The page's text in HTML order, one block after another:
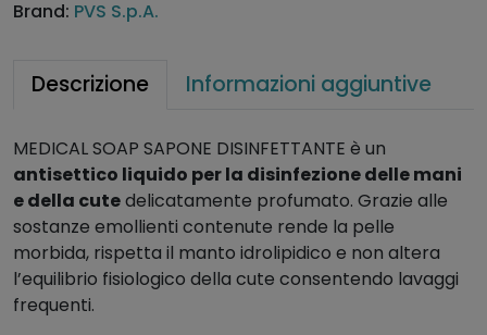
i
e
t
t
a
n
t
e
v
Brand: PVS S.p.A.
Descrizione Informazioni aggiuntive
MEDICAL SOAP SAPONE DISINFETTANTE è un
antisettico liquido per la disinfezione delle mani
e della cutedelicatamente profumato. Grazie alle
sostanze emollienti contenute rende la pelle
morbida, rispetta il manto idrolipidico e non altera
l’equilibrio fisiologico della cute consentendo lavaggi
frequenti.